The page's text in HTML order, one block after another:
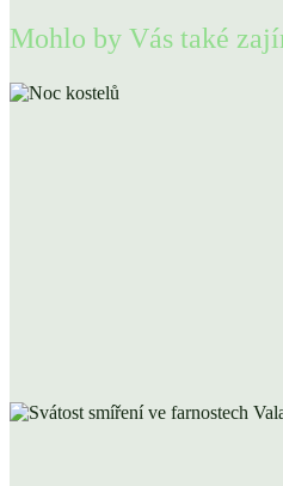
Mohlo by Vás také